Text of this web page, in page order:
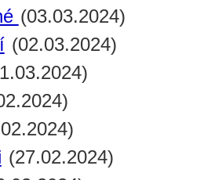
(03.03.2024)
(02.03.2024)
(27.02.2024)